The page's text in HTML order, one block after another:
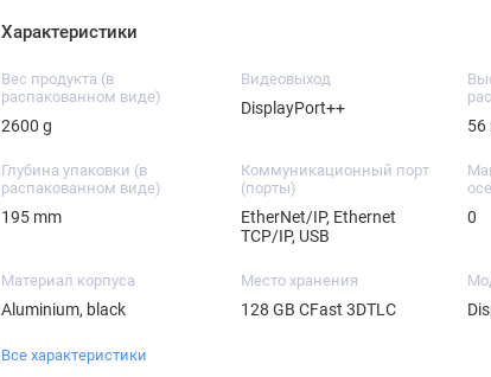
Характеристики
Вес продукта (в
распакованном виде)
2600 g
Видеовыход
DisplayPort++
56
Глубина упаковки (в
распакованном виде)
195 mm
Коммуникационный порт
(порты)
EtherNet/IP, Ethernet
TCP/IP, USB
0
Материал корпуса
Aluminium, black
Место хранения
128 GB CFast 3DTLC
Все характеристики